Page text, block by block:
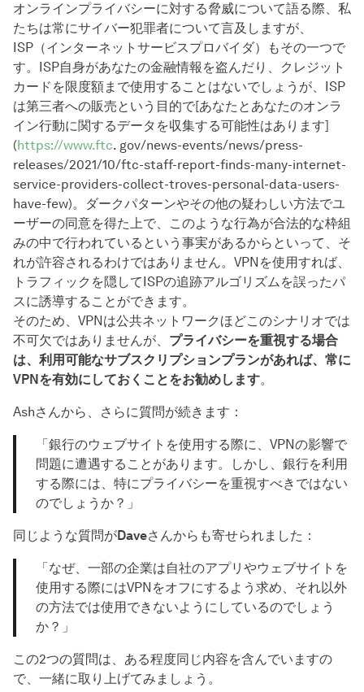
オンラインプライバシーに対する脅威について語る際、私
たちは常にサイバー犯罪者について言及しますが、
ISP（インターネットサービスプロバイダ）もその一つで
す。ISP自身があなたの金融情報を盗んだり、クレジット
カードを限度額まで使用することはないでしょうが、ISP
は第三者への販売という目的で[あなたとあなたのオンラ
イン行動に関するデータを収集する可能性はあります]
(https://www.ftc. gov/news-events/news/press-
releases/2021/10/ftc-staff-report-finds-many-internet-
service-providers-collect-troves-personal-data-users-
have-few)。ダークパターンやその他の疑わしい方法でユ
ーザーの同意を得た上で、このような行為が合法的な枠組
みの中で行われているという事実があるからといって、そ
れが許容されるわけではありません。VPNを使用すれば、
トラフィックを隠してISPの追跡アルゴリズムを誤ったパ
スに誘導することができます。
そのため、VPNは公共ネットワークほどこのシナリオでは
不可欠ではありませんが、 プライバシーを重視する場合
は、利用可能なサブスクリプションプランがあれば、常に
VPNを有効にしておくことをお勧めします。
Ashさんから、さらに質問が続きます：
「銀行のウェブサイトを使用する際に、VPNの影響で
問題に遭遇することがあります。しかし、銀行を利用
する際には、特にプライバシーを重視すべきではない
のでしょうか？」
同じような質問がDaveさんからも寄せられました：
「なぜ、一部の企業は自社のアプリやウェブサイトを
使用する際にはVPNをオフにするよう求め、それ以外
の方法では使用できないようにしているのでしょう
か？」
この2つの質問は、ある程度同じ内容を含んでいますの
で、一緒に取り上げてみましょう。